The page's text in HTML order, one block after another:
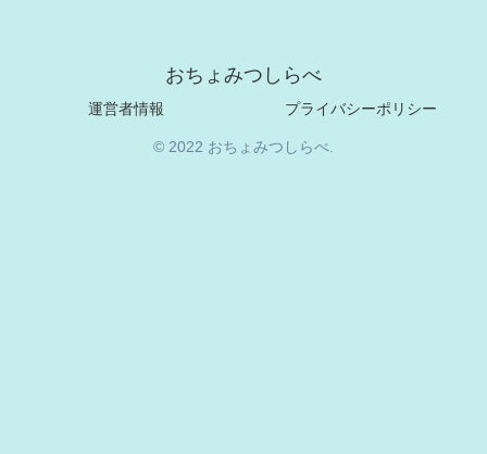
おちょみつしらべ
運営者情報 プライバシーポリシー
© 2022 おちょみつしらべ.